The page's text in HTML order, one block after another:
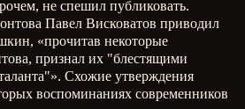
не спешил публиковать.
Павел Висковатов приводил
«прочитав некоторые
признал их "блестящими
Схожие утверждения
воспоминаниях современников